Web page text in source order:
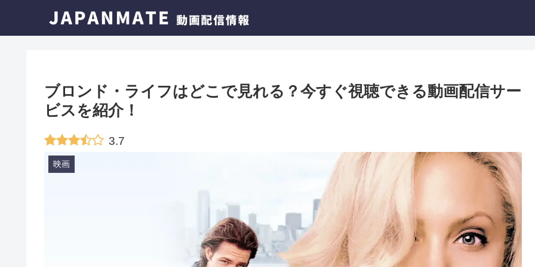
ブロンド・ライフはどこで見れる？今すぐ視聴できる動画配信サー
ビスを紹介！
3.7
映画